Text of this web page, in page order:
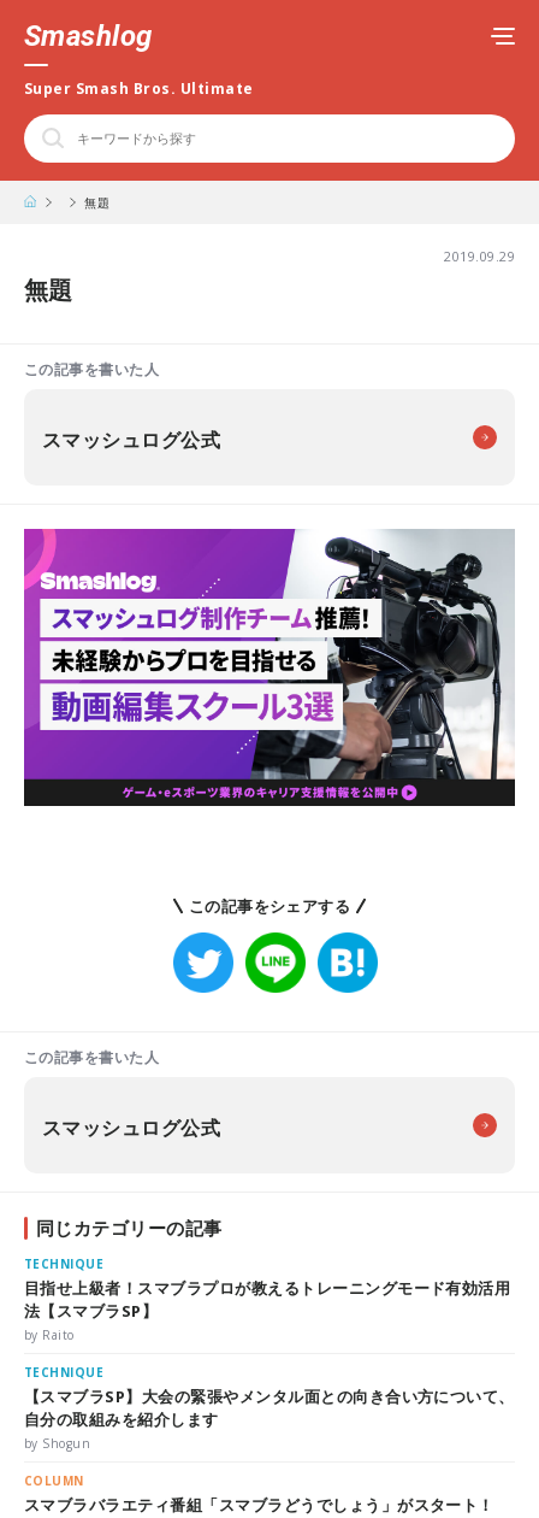
Smashlog
Super Smash Bros. Ultimate
無題
2019.09.29
無題
この記事を書いた人
スマッシュログ公式
この記事をシェアする
この記事を書いた人
スマッシュログ公式
同じカテゴリーの記事
TECHNIQUE
目指せ上級者！スマブラプロが教えるトレーニングモード有効活用
法【スマブラSP】
by Raito
TECHNIQUE
【スマブラSP】大会の緊張やメンタル面との向き合い方について、
自分の取組みを紹介します
by Shogun
COLUMN
スマブラバラエティ番組「スマブラどうでしょう」がスタート！